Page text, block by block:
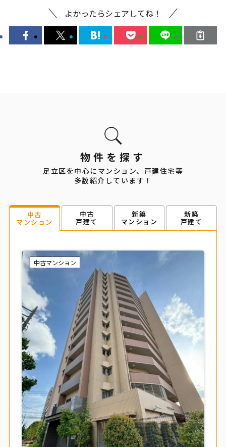
よかったらシェアしてね！
物件を探す
足立区を中心にマンション、戸建住宅等
多数紹介しています！
中古
マンション
中古
戸建て
新築
マンション
新築
戸建て
中古マンション